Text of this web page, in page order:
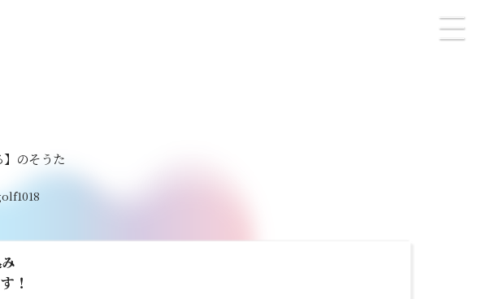
のそうた
！